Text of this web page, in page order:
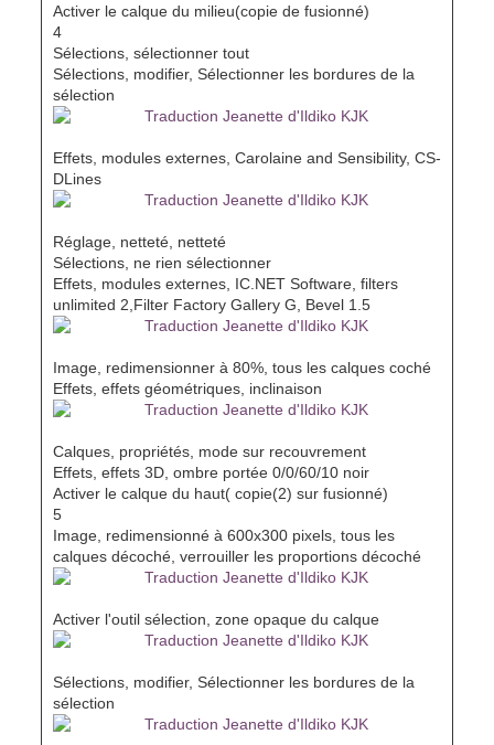
Activer le calque du milieu(copie de fusionné)
4
Sélections, sélectionner tout
Sélections, modifier, Sélectionner les bordures de la
sélection
Effets, modules externes, Carolaine and Sensibility, CS-
DLines
Réglage, netteté, netteté
Sélections, ne rien sélectionner
Effets, modules externes, IC.NET Software, filters
unlimited 2,Filter Factory Gallery G, Bevel 1.5
Image, redimensionner à 80%, tous les calques coché
Effets, effets géométriques, inclinaison
Calques, propriétés, mode sur recouvrement
Effets, effets 3D, ombre portée 0/0/60/10 noir
Activer le calque du haut( copie(2) sur fusionné)
5
Image, redimensionné à 600x300 pixels, tous les
calques décoché, verrouiller les proportions décoché
Activer l'outil sélection, zone opaque du calque
Sélections, modifier, Sélectionner les bordures de la
sélection